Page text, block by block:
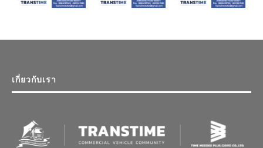
เกี่ยวกับเรา